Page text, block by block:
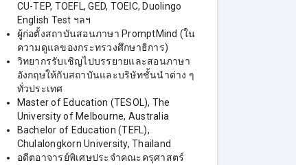
CU-TEP, TOEFL, GED, TOEIC, Duolingo
English Test ฯลฯ
ผู้ก่อตั้งสถาบันสอนภาษา PromptMind (ใน
ความดูแลของกระทรวงศึกษาธิการ)
วิทยากรรับเชิญไปบรรยายและสอนภาษา
อังกฤษให้กับสถาบันและบริษัทชั้นนําต่าง ๆ
ทั่วประเทศ
Master of Education (TESOL), The
University of Melbourne, Australia
Bachelor of Education (TEFL),
Chulalongkorn University, Thailand
อดีตอาจารย์พิเศษประจำคณะครุศาสตร์